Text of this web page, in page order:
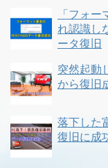
「フォ
れ認識し
ータ復旧
突然起動
から復旧
落下した
復旧に成